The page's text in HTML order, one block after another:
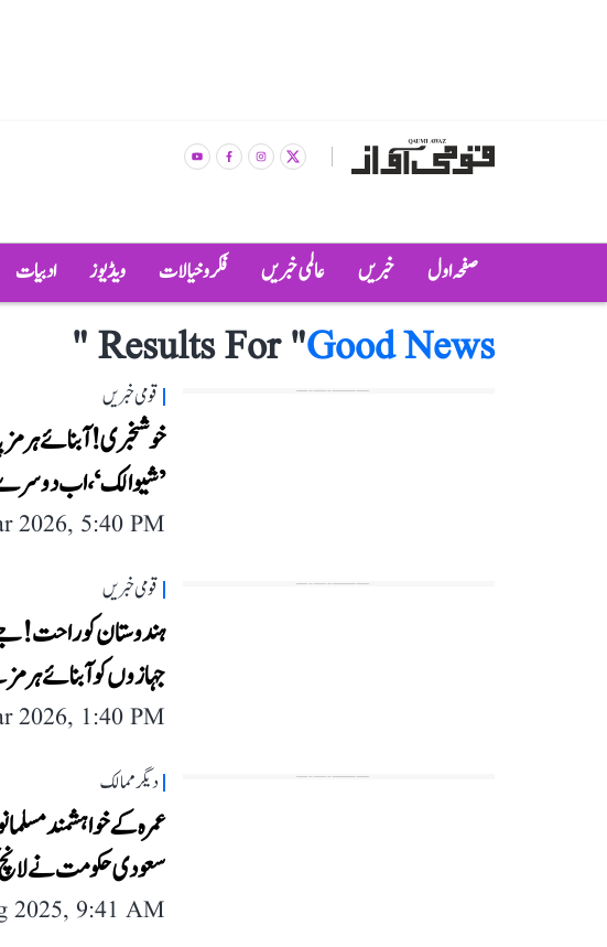
صفحہ اول خبریں عالمی خبریں فکر و خیالات ویڈیوز ادبیات
Results For "Good News
"
قومی خبریں
خوشخبری! آبنائے ہرمز
’شیوالک‘، اب دوسرے
2026, 5:40 PM
قومی خبریں
ہندوستان کو راحت! جے
جہازوں کو آبنائے
2026, 1:40 PM
دیگر ممالک
عمرہ کے خواہشمند
سعودی حکومت نے
2025, 9:41 AM